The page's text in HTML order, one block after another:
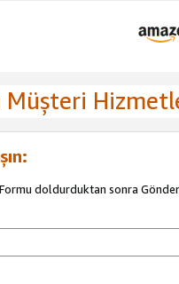
Müşteri
doldurduktan sonra Gönder